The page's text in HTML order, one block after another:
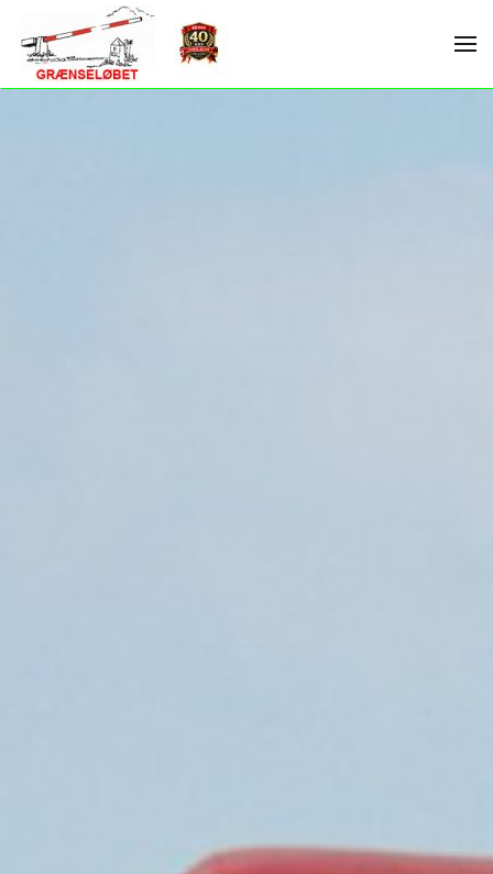
Skip to main content